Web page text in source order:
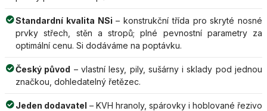
Standardní kvalita NSi – konstrukční třída pro skryté nosné
prvky střech, stěn a stropů; plné pevnostní parametry za
optimální cenu. Si dodáváme na poptávku.
Český původ – vlastní lesy, pily, sušárny i sklady pod jednou
značkou, dohledatelný řetězec.
Jeden dodavatel – KVH hranoly, spárovky i hoblované řezivo